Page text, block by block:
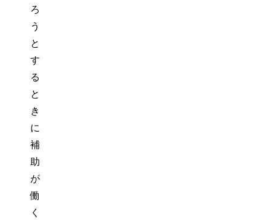
ろ
う
と
す
る
と
き
に
補
助
が
働
く